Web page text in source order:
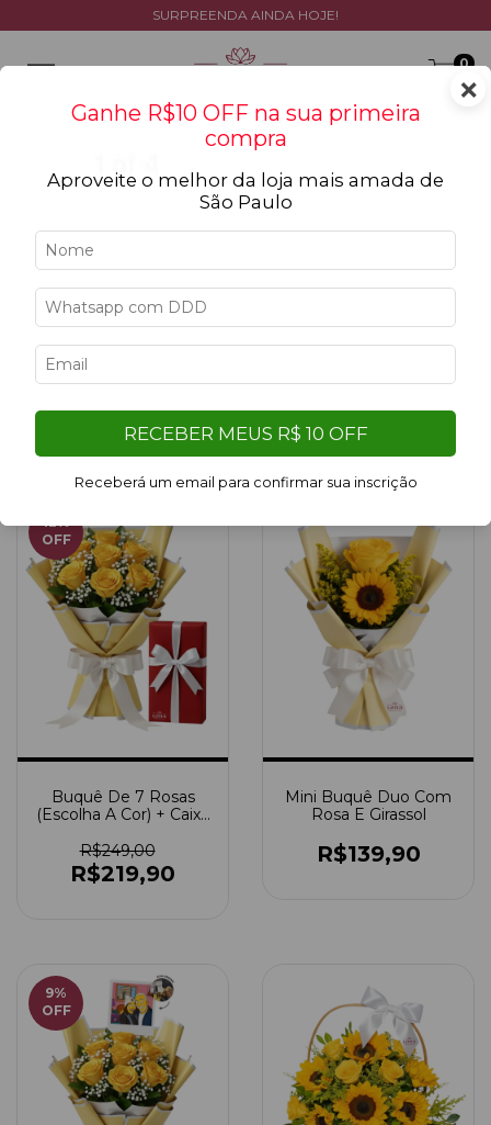
SURPREENDA AINDA HOJE!
0
Para Irmãos
Filtrar
Filtro aplicado:
12%
OFF
Buquê De 7 Rosas
(Escolha A Cor) + Caixa
R$249,00
R$219,90
Mini Buquê Duo Com
Rosa E Girassol
R$139,90
9%
OFF
×
Ganhe R$10 OFF na sua primeira
compra
Aproveite o melhor da loja mais amada de
São Paulo
RECEBER MEUS R$ 10 OFF
Receberá um email para confirmar sua inscrição